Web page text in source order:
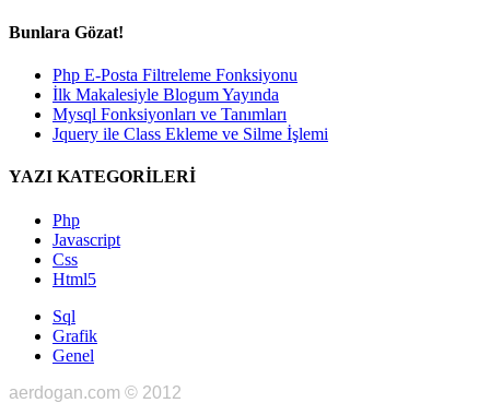
Bunlara Gözat!
Php E-Posta Filtreleme Fonksiyonu
İlk Makalesiyle Blogum Yayında
Mysql Fonksiyonları ve Tanımları
Jquery ile Class Ekleme ve Silme İşlemi
YAZI KATEGORİLERİ
Php
Javascript
Css
Html5
Sql
Grafik
Genel
aerdogan.com © 2012